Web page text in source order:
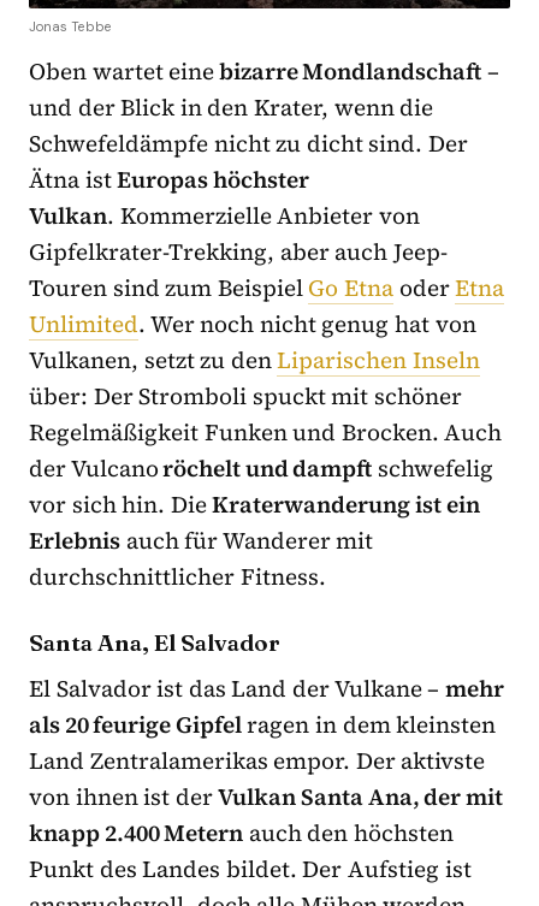
Jonas Tebbe
Oben wartet einebizarre Mondlandschaft–
und der Blick in den Krater, wenn die
Schwefeldämpfe nicht zu dicht sind. Der
Ätna istEuropas höchster
Vulkan. Kommerzielle Anbieter von
Gipfelkrater-Trekking, aber auch Jeep-
Touren sind zum BeispielGo Etna oderEtna
Unlimited. Wer noch nicht genug hat von
Vulkanen, setzt zu denLiparischen Inseln
über: Der Stromboli spuckt mit schöner
Regelmäßigkeit Funken und Brocken. Auch
der Vulcanoröchelt und dampft schwefelig
vor sich hin. DieKraterwanderung ist ein
Erlebnis auch für Wanderer mit
durchschnittlicher Fitness.
Santa Ana, El Salvador
El Salvador ist das Land der Vulkane – mehr
als 20 feurige Gipfelragen in dem kleinsten
Land Zentralamerikas empor. Der aktivste
von ihnen ist derVulkan Santa Ana, der mit
knapp 2.400 Metern auch den höchsten
Punkt des Landes bildet. Der Aufstieg ist